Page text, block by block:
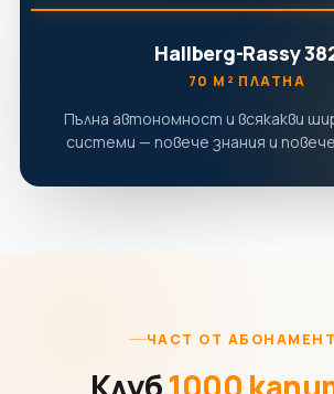
Hallberg-Rassy
70 М² ПЛАТНА
Пълна автономност и всякакви
системи — повече знания и
ЧАСТ ОТ